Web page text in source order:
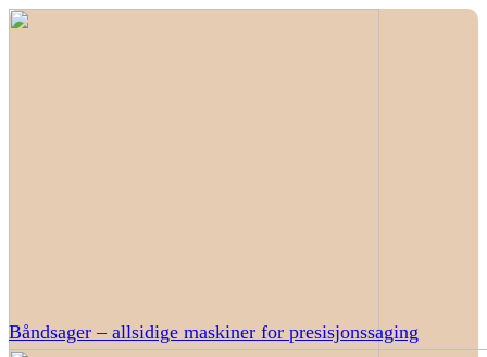
Båndsager – allsidige maskiner for presisjonssaging